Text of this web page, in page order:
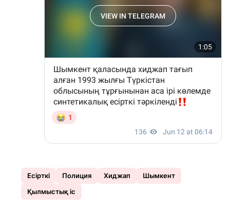
Есірткі Полиция Хиджап
Шымкент
Қылмыстық іс